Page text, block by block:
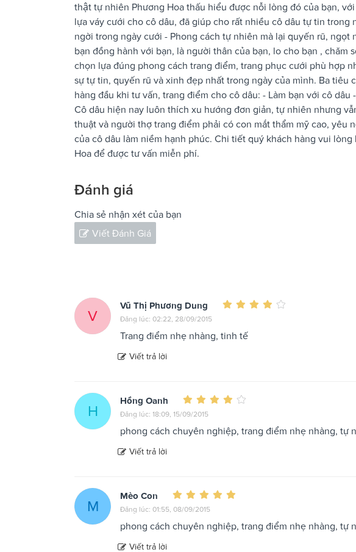
thật tự nhiên Phương Hoa thấu hiểu được nỗi lòng đó của bạn,
lựa váy cưới cho cô dâu, đã giúp cho rất nhiều cô dâu tự tin trong
ngời trong ngày cưới - Phong cách tự nhiên mà lại quyến rũ, ngọt
bạn đồng hành với bạn, là người thân của bạn, lo cho bạn , chăm
chọn lựa đúng phong cách trang điểm, trang phục cưới phù hợp
sự tự tin, quyến rũ và xinh đẹp nhất trong ngày của mình. Ba tiêu
hàng đầu khi tư vấn, trang điểm cho cô dâu: - Làm bạn với cô
Cô dâu hiện nay luôn thích xu hướng đơn giản, tự nhiên nhưng
thuật và người thợ trang điểm phải có con mắt thẩm mỹ cao, yêu
của cô dâu làm niềm hạnh phúc. Chi tiết quý khách hàng vui
Hoa để được tư vấn miễn phí.
Đánh giá
Chia sẻ nhận xét của bạn
Viết Đánh Giá
V
Vũ Thị Phương Dung
Đăng lúc: 02:22, 28/09/2015
Trang điểm nhẹ nhàng, tinh tế
Viết trả lời
H
Hồng Oanh
Đăng lúc: 18:09, 15/09/2015
phong cách chuyên nghiệp, trang điểm nhẹ nhàng, tự
Viết trả lời
M
Mèo Con
Đăng lúc: 01:55, 08/09/2015
phong cách chuyên nghiệp, trang điểm nhẹ nhàng, tự
Viết trả lời